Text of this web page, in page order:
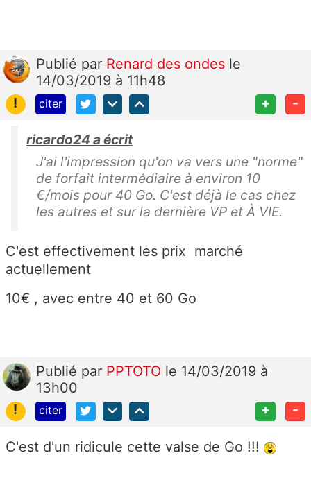
Publié par Renard des ondes le
14/03/2019 à 11h48
!
citer + -
ricardo24 a écrit
J'ai l'impression qu'on va vers une "norme"
de forfait intermédiaire à environ 10
€/mois pour 40 Go. C'est déjà le cas chez
les autres et sur la dernière VP et À VIE.
C'est effectivement les prix marché
actuellement
10€ , avec entre 40 et 60 Go
Publié par PPTOTO le 14/03/2019 à
13h00
!
citer + -
C'est d'un ridicule cette valse de Go !!!